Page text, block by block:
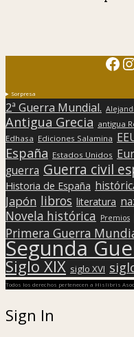
Sorpresa
2ª Guerra Mundial.
Antigua Grecia antigua
Edhasa Ediciones Salamina
España Estados Unidos
guerra Guerra civil
Historia de España
Japón libros literatura
Novela histórica Premios
Primera Guerra
Segunda
Siglo XIX siglo XVI
Todos los derechos pertenecen a Hislibris
Sign In